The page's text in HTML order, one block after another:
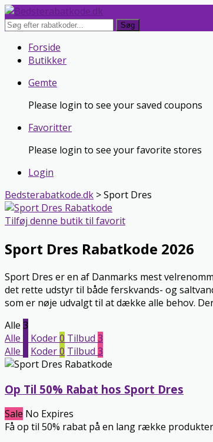
Søg
Skip Forside
Butikker
Gemte
Please login to see your saved coupons
Favoritter
Please login to see your favorite stores
Login
Bedsterabatkode.dk >Sport Dres
Tilføj denne butik til favorit
Sport Dres Rabatkode 2026
Sport Dres er en af Danmarks mest
det rette udstyr til både ferskvands- og
som er nøje udvalgt til at dække alle behov.
Alle 3
Alle
Koder0 Tilbud 3
Alle
Koder0 Tilbud 3
Op Til 50% Rabat hos Sport Dres
Sale No Expires
Få op til 50% rabat på en lang række produkter